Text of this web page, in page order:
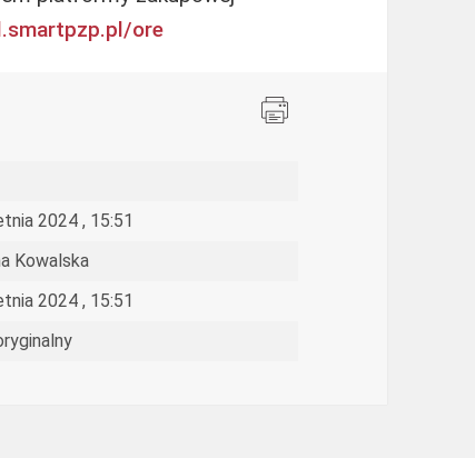
pl/ore
2024 , 15:51
Kowalska
2024 , 15:51